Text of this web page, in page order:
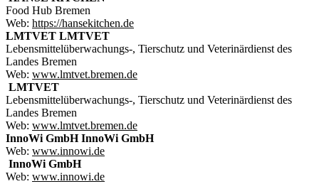
Food Hub Bremen
Web: https://hansekitchen.de
LMTVET LMTVET
Lebensmittelüberwachungs-, Tierschutz und Veterinärdienst des
Landes Bremen
Web: www.lmtvet.bremen.de
LMTVET
Lebensmittelüberwachungs-, Tierschutz und Veterinärdienst des
Landes Bremen
Web: www.lmtvet.bremen.de
InnoWi GmbH InnoWi GmbH
Web: www.innowi.de
InnoWi GmbH
Web: www.innowi.de